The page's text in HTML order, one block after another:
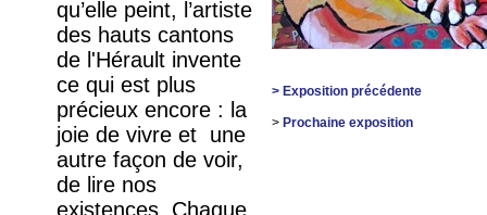
qu’elle peint, l’artiste
des hauts cantons
de l'Hérault invente
ce qui est plus
précieux encore : la
joie de vivre et une
autre façon de voir,
de lire nos
existences. Chaque
> Exposition précédente
> Prochaine exposition